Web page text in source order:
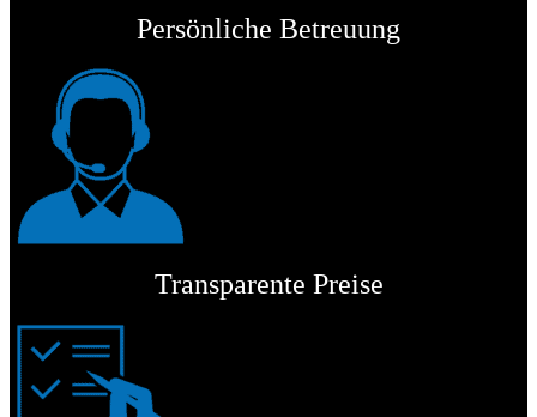
Persönliche Betreuung
Transparente Preise